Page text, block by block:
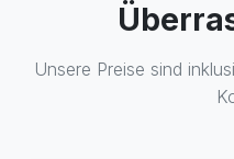
Unsere Preise sind